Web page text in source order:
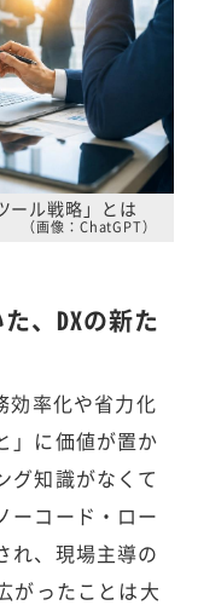
ール戦略」とは
（画像：ChatGPT）
、DXの新た
効率化や省力化
」に価値が置か
グ知識がなくて
ーコード・ロー
れ、現場主導の
がったことは大